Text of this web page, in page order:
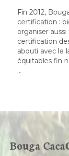
Fin 2012,
certification :
organiser
certification
abouti avec le
équitables fin
…
Bouga